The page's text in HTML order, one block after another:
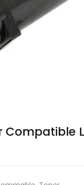
Mot de passe perdu?
Compatible